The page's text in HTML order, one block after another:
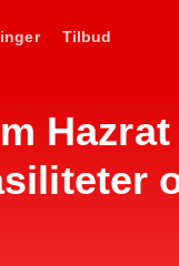
Tilbud